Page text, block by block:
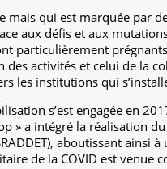
mais qui est marquée par
aux défis et aux
particulièrement
activités et celui de la
les institutions qui
s’est engagée en
» a intégré la réalisation
aboutissant
de la COVID est